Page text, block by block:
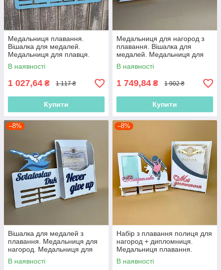
Медальниця плавання.
Вішалка для медалей.
Медальниця для плавця.
Тримач медалей плавання
В наявності
1 027,64 ₴ 1 117 ₴
Купити
Медальниця для нагород з
плавання. Вішалка для
медалей. Медальниця для
плавця. Тримач медалей
плавання
В наявності
1 749,84 ₴ 1 902 ₴
Купити
–8%
Вішалка для медалей з
плавання. Медальниця для
нагород. Медальниця для
плавця. Тримач медалей
плавання
В наявності
–8%
Набір з плавання полиця для
нагород + дипломниця.
Медальниця плавання.
Медальниця для плавця
В наявності